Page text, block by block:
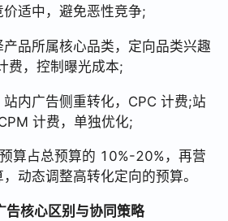
适中，避免恶性竞争;
品所属核心品类，定向品类兴趣
费，控制曝光成本;
内广告侧重转化，CPC 计费;站
计费，单独优化;
算占总预算的 10%-20%，再营
动态调整高转化定向的预算。
告核心区别与协同策略